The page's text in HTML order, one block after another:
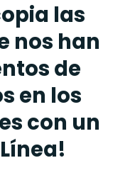
las
nos han
de
en los
con un